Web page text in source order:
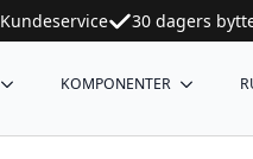
Kundeservice 30 dagers
KOMPONENTER